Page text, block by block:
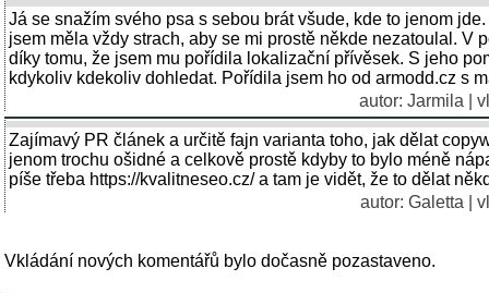
Já se snažím svého psa s sebou brát všude, kde to jenom
jsem měla vždy strach, aby se mi prostě někde nezatoulal. V
díky tomu, že jsem mu pořídila lokalizační přívěsek. S jeho
kdykoliv kdekoliv dohledat. Pořídila jsem ho od armodd.cz s
autor: Jarmila |
Zajímavý PR článek a určitě fajn varianta toho, jak dělat
jenom trochu ošidné a celkově prostě kdyby to bylo méně
píše třeba https://kvalitneseo.cz/ a tam je vidět, že to dělat
autor: Galetta |
Vkládání nových komentářů bylo dočasně pozastaveno.